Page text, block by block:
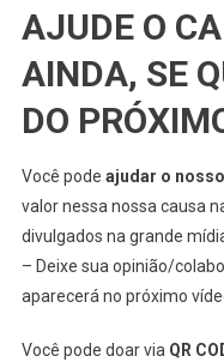
AJUDE O
AINDA, SE
DO
Você pode ajudar o
valor nessa nossa causa
divulgados na grande
– Deixe sua opinião/
aparecerá no próximo
Você pode doar via QR